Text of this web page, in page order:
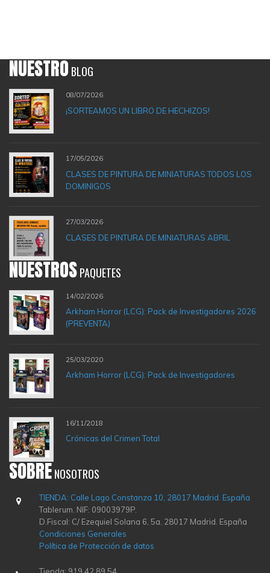
NUESTROBLOG
08/07/2026
¡SORTEAMOS UN LIBRO DE HECHIZOS!
17/05/2026
CLASES DE PINTURA DE MINIATURAS TODOS LOS
DOMINIGOS
27/03/2026
CLASES DE PINTURA DE MINIATURAS ABRIL
NUESTROSPAQUETES
14/02/2026
Arkham Horror (LCG): Pack de Investigadores 2026
(PREVENTA)
25/03/2020
Arkham Horror (LCG): Pack de Investigadores
16/11/2018
Crónicas del Crimen Total
SOBRENOSOTROS
TIENDA: Calle Lago Constanza 10, 28017 Madrid. España
Tablerum. NIF: 09003979P.
D.Fiscal: C/ Ezequiel Solana 6, 5a. 28017 Madrid. España
Condiciones Generales
Política de Protección de datos